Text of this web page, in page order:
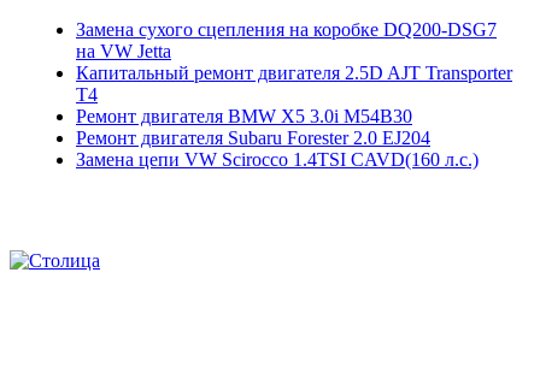
Замена сухого сцепления на коробке DQ200-DSG7
на VW Jetta
Капитальный ремонт двигателя 2.5D AJT Transporter
T4
Ремонт двигателя BMW X5 3.0i M54B30
Ремонт двигателя Subaru Forester 2.0 EJ204
Замена цепи VW Scirocco 1.4TSI CAVD(160 л.с.)